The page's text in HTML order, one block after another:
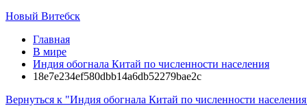
Новый Витебск
Главная
В мире
Индия обогнала Китай по численности населения
18e7e234ef580dbb14a6db52279bae2c
Вернуться к "Индия обогнала Китай по численности